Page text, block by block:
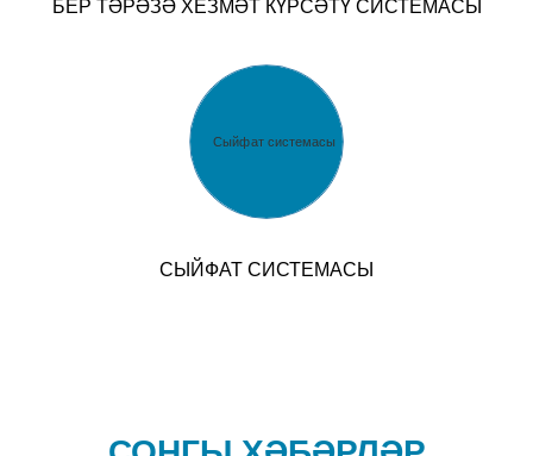
БЕР ТӘРӘЗӘ ХЕЗМӘТ КҮРСӘТҮ СИСТЕМАСЫ
СЫЙФАТ СИСТЕМАСЫ